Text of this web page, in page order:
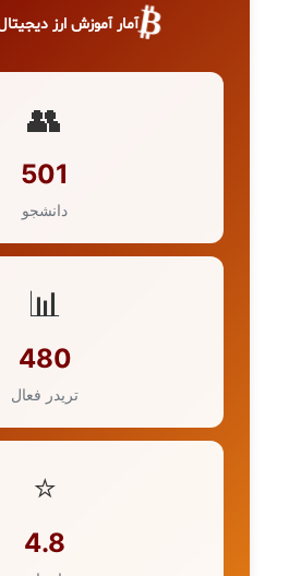
₿آمار آموزش ارز
👥
501
دانشجو
📊
480
تریدر فعال
⭐
4.8